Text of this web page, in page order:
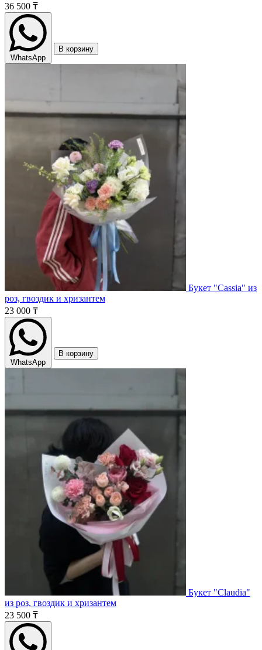
36 500 ₸
WhatsApp
В корзину
Букет "Cassia" из
роз, гвоздик и хризантем
23 000 ₸
WhatsApp
В корзину
Букет "Claudia"
из роз, гвоздик и хризантем
23 500 ₸